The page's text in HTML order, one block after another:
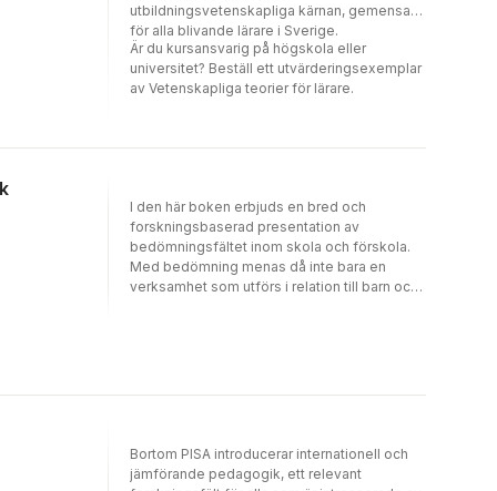
utbildningsvetenskapliga kärnan, gemensam
för alla blivande lärare i Sverige.
Är du kursansvarig på högskola eller
universitet? Beställ ett utvärderingsexemplar
av Vetenskapliga teorier för lärare.
I den här boken erbjuds en bred och
forskningsbaserad presentation av
bedömningsfältet inom skola och förskola.
Med bedömning menas då inte bara en
verksamhet som utförs i relation till barn och
indelade i fyra principiella teman: synligt–
osynligt; rättvist–orättvist; internt–externt
samt nationellt–internationellt. Dessa teman
Bortom PISA introducerar internationell och
jämförande pedagogik, ett relevant